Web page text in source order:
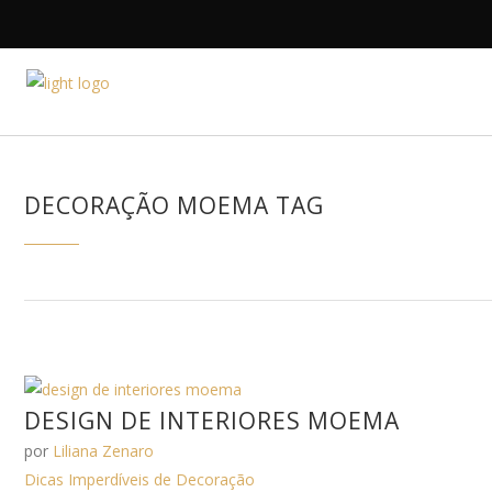
DECORAÇÃO MOEMA TAG
DESIGN DE INTERIORES MOEMA
por Liliana Zenaro
Dicas Imperdíveis de Decoração